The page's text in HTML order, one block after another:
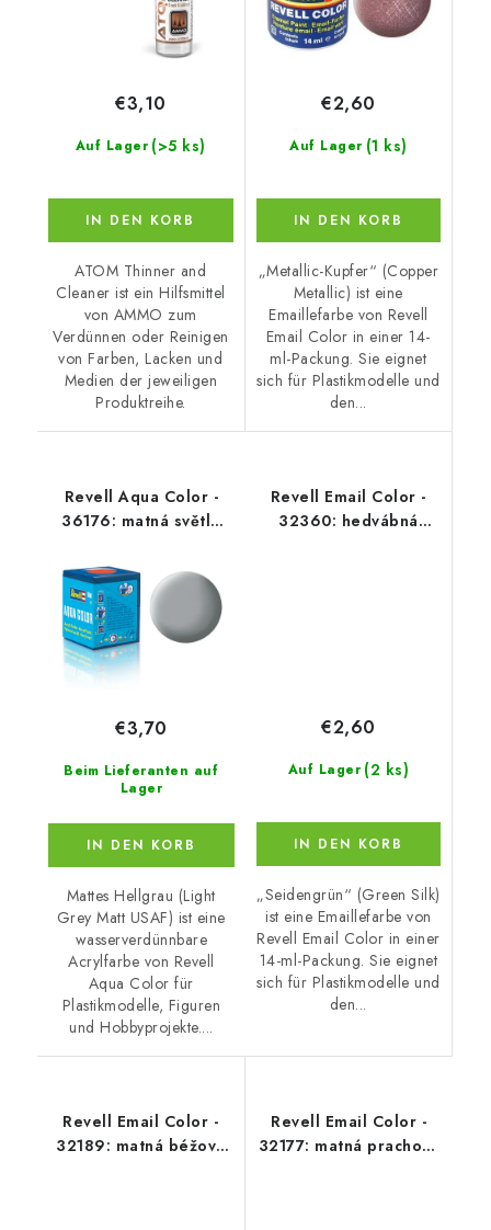
Auf Lager (>5 ks)
€3,10
IN DEN KORB
ATOM Thinner and
Cleaner ist ein Hilfsmittel
von AMMO zum
Verdünnen oder Reinigen
von Farben, Lacken und
Medien der jeweiligen
Produktreihe.
Auf Lager (1 ks)
€2,60
IN DEN KORB
„Metallic-Kupfer“ (Copper
Metallic) ist eine
Emaillefarbe von Revell
Email Color in einer 14-
ml-Packung. Sie eignet
sich für Plastikmodelle und
den...
Revell Aqua Color -
36176: matná světle
USAF)
Beim Lieferanten auf
Lager
€3,70
IN DEN KORB
Mattes Hellgrau (Light
Grey Matt USAF) ist eine
wasserverdünnbare
Acrylfarbe von Revell
Aqua Color für
Plastikmodelle, Figuren
und Hobbyprojekte....
Revell Email Color -
32360: hedvábná
Auf Lager (2 ks)
€2,60
IN DEN KORB
„Seidengrün“ (Green Silk)
ist eine Emaillefarbe von
Revell Email Color in einer
14-ml-Packung. Sie eignet
sich für Plastikmodelle und
den...
Revell Email Color -
32189: matná béžová
Revell Email Color -
32177: matná prachově